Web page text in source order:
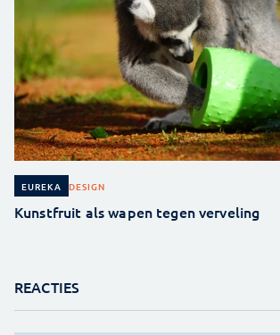
EUREKA DESIGN
Kunstfruit als wapen tegen verveling
REACTIES